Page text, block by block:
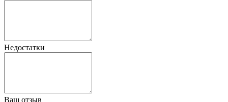
Недостатки
Ваш отзыв